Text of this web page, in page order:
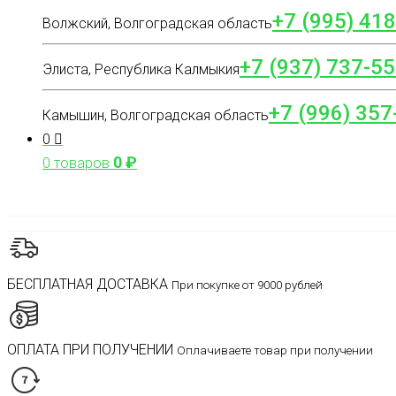
Волжский, Волгоградская область+7 (995)
Элиста, Республика Калмыкия+7 (937) 737-
Камышин, Волгоградская область+7 (996)
0
0 товаров 0₽
БЕСПЛАТНАЯ ДОСТАВКА При покупке от 9000 рублей
ОПЛАТА ПРИ ПОЛУЧЕНИИ Оплачиваете товар при получении